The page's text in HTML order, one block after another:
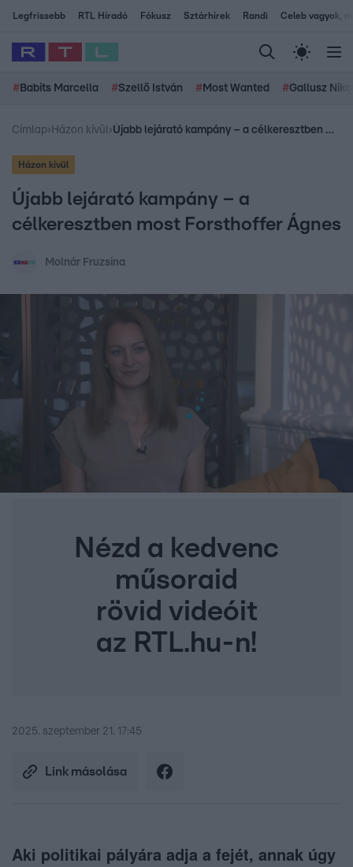
Legfrissebb RTL Híradó Fókusz Sztárhírek Randi Celeb vagyok,
# Babits Marcella #Szellő István # Most Wanted #Gallusz
Címlap› Házon kívül› Újabb lejárató kampány – a célkeresztben most Forsthoffer Ágnes
Házon kívül
Újabb lejárató kampány – a
célkeresztben most Forsthoffer Ágnes
Molnár Fruzsina
Nézd a kedvenc
műsoraid
rövid videóit
az RTL.hu-n!
2025. szeptember 21. 17:45
Link másolása
Aki politikai pályára adja a fejét, annak úgy